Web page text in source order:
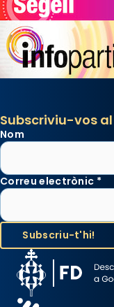
Subscriviu-vos
Nom
Correu electrònic *